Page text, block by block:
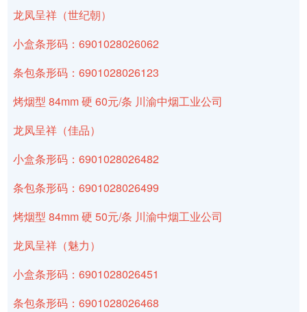
龙凤呈祥（世纪朝）
小盒条形码：6901028026062
条包条形码：6901028026123
烤烟型 84mm 硬 60元/条 川渝中烟工业公司
龙凤呈祥（佳品）
小盒条形码：6901028026482
条包条形码：6901028026499
烤烟型 84mm 硬 50元/条 川渝中烟工业公司
龙凤呈祥（魅力）
小盒条形码：6901028026451
条包条形码：6901028026468